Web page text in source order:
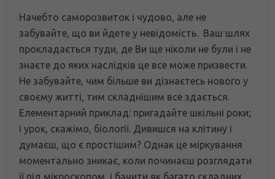
Начебто саморозвиток і чудово, але не
забувайте, що ви йдете у невідомість. Ваш шлях
прокладається туди, де Ви ще ніколи не були і не
знаєте до яких наслідків це все може призвести.
Не забувайте, чим більше ви дізнаєтесь нового у
своєму житті, тим складнішим все здається.
Елементарний приклад: пригадайте шкільні роки;
і урок, скажімо, біології. Дивишся на клітину і
думаєш, що є простішим? Однак це міркування
моментально зникає, коли починаєш розглядати
її під мікроскопом, і бачити як багато складних